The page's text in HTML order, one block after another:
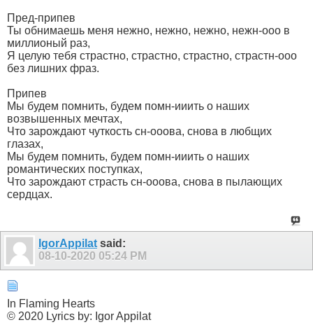
Пред-припев
Ты обнимаешь меня нежно, нежно, нежно, нежн-ооо в
миллионый раз,
Я целую тебя страстно, страстно, страстно, страстн-ооо
без лишних фраз.
Припев
Мы будем помнить, будем помн-ииить о наших
возвышенных мечтах,
Что зарождают чуткость сн-ооова, снова в любщих
глазах,
Мы будем помнить, будем помн-ииить о наших
романтических поступках,
Что зарождают страсть сн-ооова, снова в пылающих
сердцах.
IgorAppilat said:
08-10-2020 05:24 PM
In Flaming Hearts
© 2020 Lyrics by: Igor Appilat